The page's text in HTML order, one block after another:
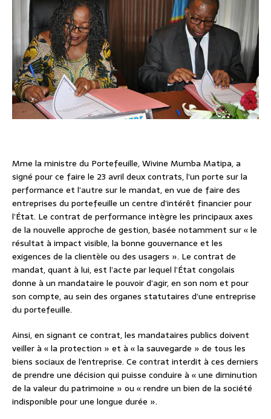
Mme la ministre du Portefeuille, Wivine Mumba Matipa, a
signé pour ce faire le 23 avril deux contrats, l’un porte sur la
performance et l’autre sur le mandat, en vue de faire des
entreprises du portefeuille un centre d’intérêt financier pour
l’État. Le contrat de performance intègre les principaux axes
de la nouvelle approche de gestion, basée notamment sur « le
résultat à impact visible, la bonne gouvernance et les
exigences de la clientèle ou des usagers ». Le contrat de
mandat, quant à lui, est l’acte par lequel l’État congolais
donne à un mandataire le pouvoir d’agir, en son nom et pour
son compte, au sein des organes statutaires d’une entreprise
du portefeuille.
Ainsi, en signant ce contrat, les mandataires publics doivent
veiller à « la protection » et à « la sauvegarde » de tous les
biens sociaux de l’entreprise. Ce contrat interdit à ces derniers
de prendre une décision qui puisse conduire à « une diminution
de la valeur du patrimoine » ou « rendre un bien de la société
indisponible pour une longue durée ».